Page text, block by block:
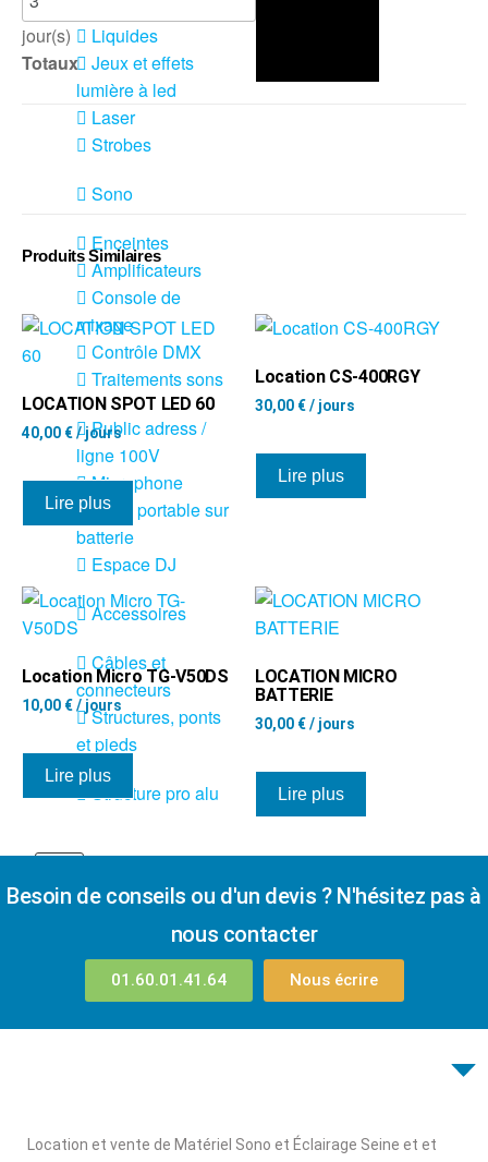
Liquides
Jeux et effets
lumière à led
Laser
Strobes
Sono
Enceintes
Amplificateurs
Console de
mixage
Contrôle DMX
Traitements sons
Public adress /
ligne 100V
Microphone
Sono portable sur
batterie
Espace DJ
Accessoires
Câbles et
connecteurs
Structures, ponts
et pieds
Structure pro alu
jour(s)
Totaux
Produits Similaires
LOCATION SPOT LED 60
40,00 €/ jours
Lire plus
Location CS-400RGY
30,00 €/ jours
Lire plus
Location Micro TG-V50DS
10,00 €/ jours
Lire plus
LOCATION MICRO
BATTERIE
30,00 €/ jours
Lire plus
Besoin de conseils ou d'un devis ? N'hésitez pas à
nous contacter
01.60.01.41.64 Nous écrire
Location et vente de Matériel Sono et Éclairage Seine et et